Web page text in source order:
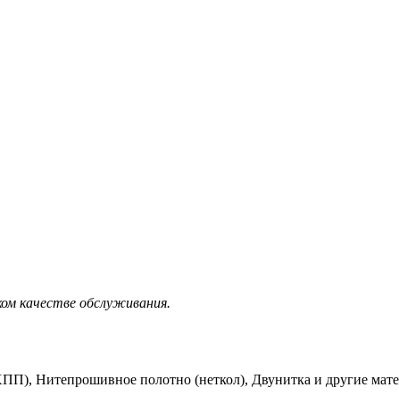
качестве обслуживания.
Нитепрошивное полотно (неткол), Двунитка и другие